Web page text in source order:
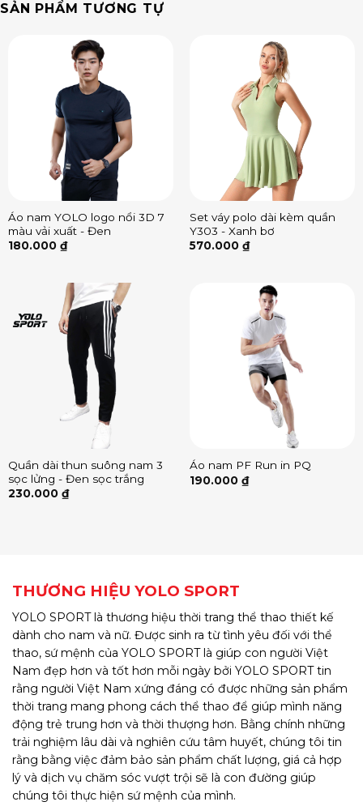
SẢN PHẨM TƯƠNG TỰ
Áo nam YOLO logo nổi 3D 7
màu vải xuất - Đen
180.000 ₫
Set váy polo dài kèm quần
Y303 - Xanh bơ
570.000 ₫
Quần dài thun suông nam 3
sọc lửng - Đen sọc trắng
230.000 ₫
Áo nam PF Run in PQ
190.000 ₫
THƯƠNG HIỆU YOLO SPORT
YOLO SPORT là thương hiệu thời trang thể thao thiết kế
dành cho nam và nữ. Được sinh ra từ tình yêu đối với thể
thao, sứ mệnh của YOLO SPORT là giúp con người Việt
Nam đẹp hơn và tốt hơn mỗi ngày bởi YOLO SPORT tin
rằng người Việt Nam xứng đáng có được những sản phẩm
thời trang mang phong cách thể thao để giúp mình năng
động trẻ trung hơn và thời thượng hơn. Bằng chính những
trải nghiệm lâu dài và nghiên cứu tâm huyết, chúng tôi tin
rằng bằng việc đảm bảo sản phẩm chất lượng, giá cả hợp
lý và dịch vụ chăm sóc vượt trội sẽ là con đường giúp
chúng tôi thực hiện sứ mệnh của mình.